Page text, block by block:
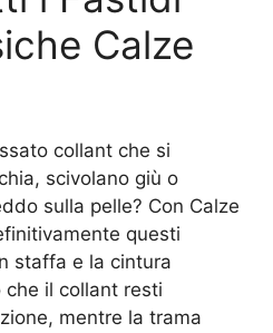
Calze
collant che si
scivolano giù o
sulla pelle? Con Calze
questi
staffa e la cintura
che il collant resti
mentre la trama